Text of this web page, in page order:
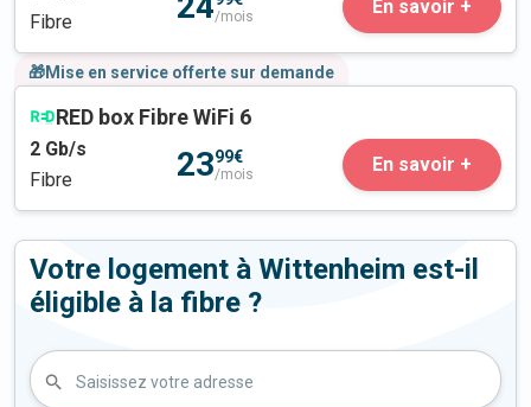
Fibre
/mois En savoir +
🎁Mise en service offerte sur demande
RED box Fibre WiFi 6
2 Gb/s
Fibre
2399€
/mois En savoir +
Votre logement à Wittenheim est-il
éligible à la fibre ?
Saisissez votre adresse